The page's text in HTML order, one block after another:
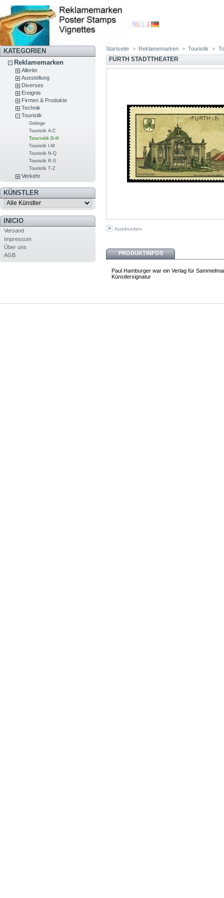
KATEGORIEN
Reklamemarken
Allerlei
Ausstellung
Diverses
Ereignis
Firmen & Produkte
Technik
Touristik
Gebirge
Touristik A-C
Touristik D-H
Touristik I-M
Touristik N-Q
Touristik R-S
Touristik T-Z
Verkehr
KÜNSTLER
INICIO
Versand
Impressum
Über uns
AGB
Startseite > Reklamemarken > Touristik >
FÜRTH STADTTHEATER
Ausdrucken
PRODUKTINFOS
Paul Hamburger war ein Verlag für
Künstlersignatur